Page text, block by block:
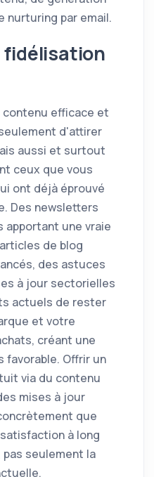
nurturing par email.
efficace et
d'attirer
aussi et surtout
ceux que vous
ont déjà éprouvé
Des newsletters
une vraie
de blog
des astuces
à jour sectorielles
actuels de rester
et votre
créant une
favorable. Offrir un
via du contenu
mises à jour
que
à long
seulement la